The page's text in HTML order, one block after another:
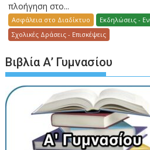
πλοήγηση στο...
Ασφάλεια στο Διαδίκτυο Εκδηλώσεις -
Σχολικές Δράσεις - Επισκέψεις
Βιβλία Α’ Γυμνασίου